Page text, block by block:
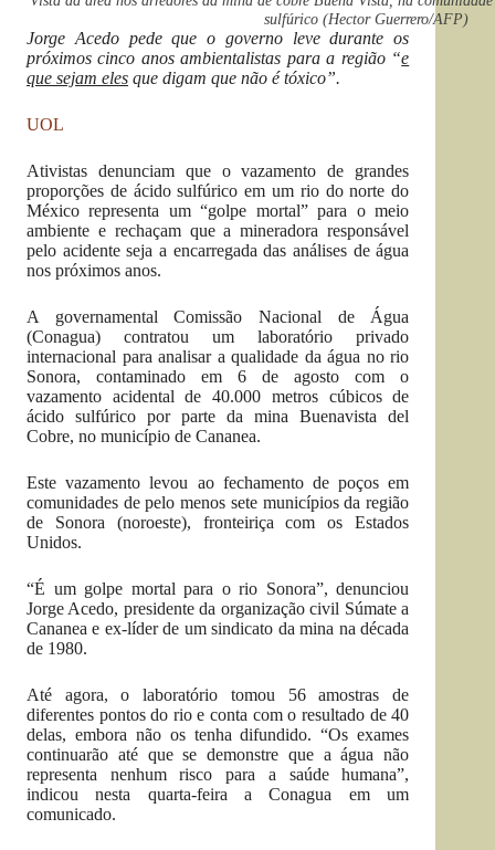
sulfúrico (Hector Guerrero/AFP)
Jorge Acedo pede que o governo leve durante os
próximos cinco anos ambientalistas para a região “e
que sejam eles que digam que não é tóxico”.
UOL
Ativistas denunciam que o vazamento de grandes
proporções de ácido sulfúrico em um rio do norte do
México representa um “golpe mortal” para o meio
ambiente e rechaçam que a mineradora responsável
pelo acidente seja a encarregada das análises de água
nos próximos anos.
A governamental Comissão Nacional de Água
(Conagua) contratou um laboratório privado
internacional para analisar a qualidade da água no rio
Sonora, contaminado em 6 de agosto com o
vazamento acidental de 40.000 metros cúbicos de
ácido sulfúrico por parte da mina Buenavista del
Cobre, no município de Cananea.
Este vazamento levou ao fechamento de poços em
comunidades de pelo menos sete municípios da região
de Sonora (noroeste), fronteiriça com os Estados
Unidos.
“É um golpe mortal para o rio Sonora”, denunciou
Jorge Acedo, presidente da organização civil Súmate a
Cananea e ex-líder de um sindicato da mina na década
de 1980.
Até agora, o laboratório tomou 56 amostras de
diferentes pontos do rio e conta com o resultado de 40
delas, embora não os tenha difundido. “Os exames
continuarão até que se demonstre que a água não
representa nenhum risco para a saúde humana”,
indicou nesta quarta-feira a Conagua em um
comunicado.